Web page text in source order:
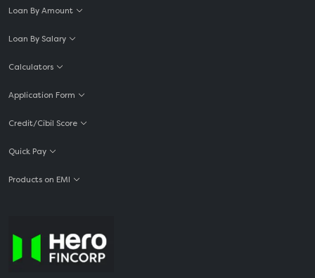
Loan By Amount
Loan By Salary
Calculators
Application Form
Credit/Cibil Score
Quick Pay
Products on EMI